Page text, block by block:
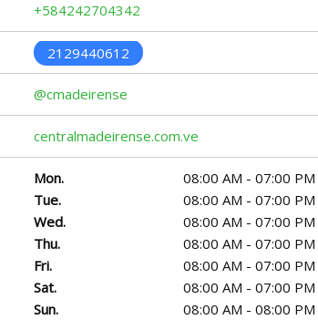
+584242704342
2129440612
@cmadeirense
centralmadeirense.com.ve
Mon.
08:00 AM - 07:00 PM
Tue.
08:00 AM - 07:00 PM
Wed.
08:00 AM - 07:00 PM
Thu.
08:00 AM - 07:00 PM
Fri.
08:00 AM - 07:00 PM
Sat.
08:00 AM - 07:00 PM
Sun.
08:00 AM - 08:00 PM